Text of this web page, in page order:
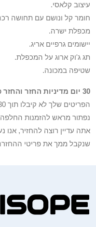
עיצוב קלאסי.
חומר קל ונושם עם תחושה
מכפלת ישרה.
יישומים גרפיים אריג.
תג ג'וק ארוג על המכפלת.
שטיפה במכונה.
30 יום מדיניות החזר והחזר כספי
נפתור מראש להזמנות החלפה
אתה עדיין רוצה להחזיר,
שנקבל ממך את פריטי